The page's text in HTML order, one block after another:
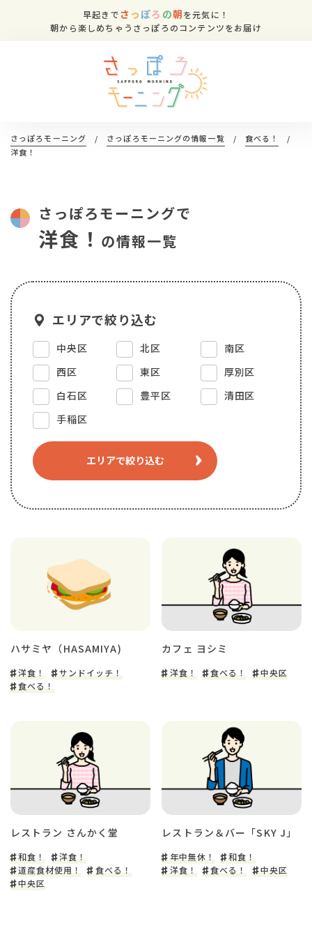
早起きでさ っ ぽろ の朝を元気に！
朝から楽しめちゃうさっぽろのコンテンツをお届け
さっぽろモーニング / さっぽろモーニングの情報一覧 / 食べる！
/
洋食！
さっぽろモーニングで
洋食！ の情報一覧
エリアで絞り込む
中央区 北区
南区
西区
東区
厚別区
白石区
豊平区
清田区
手稲区
エリアで絞り込む
ハサミヤ（HASAMIYA)
洋食！
サンドイッチ！
食べる！
カフェ ヨシミ
洋食！ 食べる！ 中央区
レストラン さんかく堂
和食！
洋食！
道産食材使用！
食べる！
中央区
レストラン＆バー「SKY J」
年中無休！
和食！
洋食！
食べる！ 中央区